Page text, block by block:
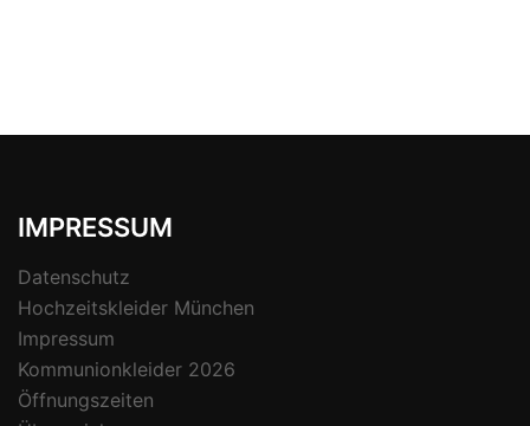
IMPRESSUM
Datenschutz
Hochzeitskleider München
Impressum
Kommunionkleider 2026
Öffnungszeiten